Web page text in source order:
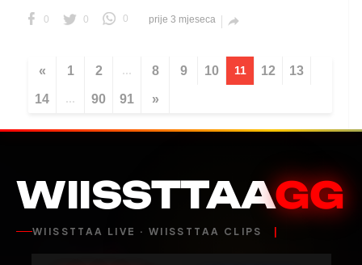
0 0 0 prije 3 mjeseca 
« 1 2 ... 8 9 10 11 12 13
14 ... 90 91 »
WIISSTTAAGG
WIISSTTAA LIVE · WIISSTTAA CLIPS